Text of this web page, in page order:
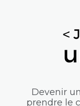
Devenir
prendre le